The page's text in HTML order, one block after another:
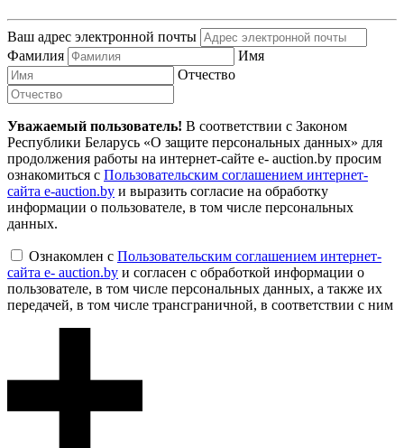
Ваш адрес электронной почты
Фамилия
Имя
Отчество
Уважаемый пользователь! В соответствии с Законом
Республики Беларусь «О защите персональных данных» для
продолжения работы на интернет-сайте e- auction.by просим
ознакомиться с Пользовательским соглашением интернет-
сайта e-auction.by и выразить согласие на обработку
информации о пользователе, в том числе персональных
данных.
Ознакомлен с Пользовательским соглашением интернет-
сайта e- auction.by и согласен с обработкой информации о
пользователе, в том числе персональных данных, а также их
передачей, в том числе трансграничной, в соответствии с ним